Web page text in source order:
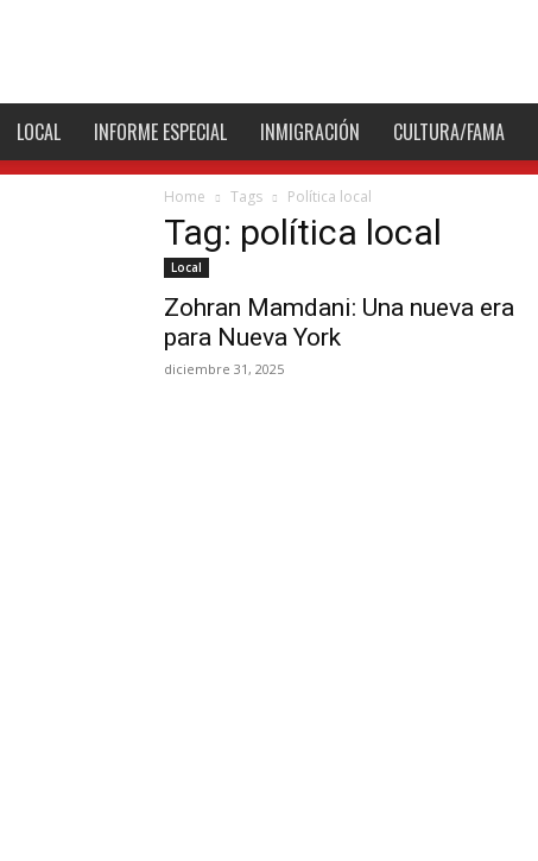
LOCAL INFORME ESPECIAL INMIGRACIÓN CULTURA/FAMA
Home Tags Política local
Tag: política local
Local
Zohran Mamdani: Una nueva era
para Nueva York
diciembre 31, 2025